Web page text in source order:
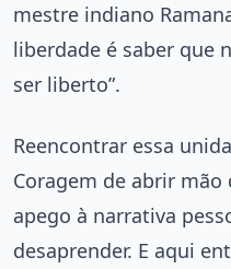
mestre indiano
liberdade é saber que
ser liberto”.
Reencontrar essa
Coragem de abrir
apego à narrativa
desaprender. E aqui